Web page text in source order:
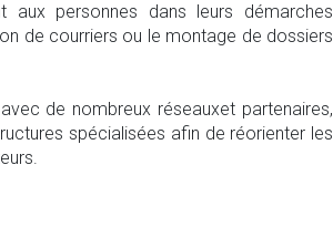
aux personnes dans leurs démarches
de courriers ou le montage de dossiers
de nombreux réseauxet partenaires,
spécialisées afin de réorienter les